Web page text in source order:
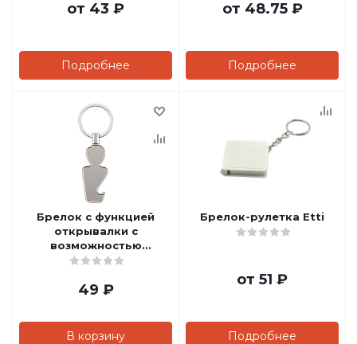
от 43 ₽
Подробнее
от 48.75 ₽
Подробнее
Брелок с функцией
открывалки с
возможностью
изготовления
дизайна по заказу
49 ₽
В корзину
Брелок-рулетка Etti
от 51 ₽
Подробнее